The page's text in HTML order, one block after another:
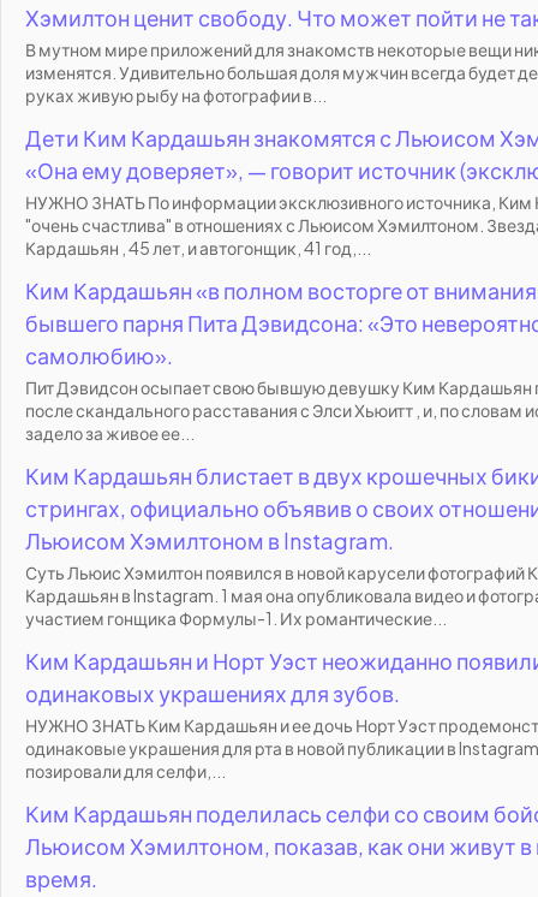
Хэмилтон ценит свободу. Что может пойти не
В мутном мире приложений для знакомств некоторые вещи
изменятся. Удивительно большая доля мужчин всегда будет
руках живую рыбу на фотографии в...
Дети Ким Кардашьян знакомятся с Льюисом
«Она ему доверяет», — говорит источник
НУЖНО ЗНАТЬ По информации эксклюзивного источника,
"очень счастлива" в отношениях с Льюисом Хэмилтоном.
Кардашьян , 45 лет, и автогонщик, 41 год,...
Ким Кардашьян «в полном восторге от
бывшего парня Пита Дэвидсона: «Это
самолюбию».
Пит Дэвидсон осыпает свою бывшую девушку Ким Кардашьян
после скандального расставания с Элси Хьюитт , и, по словам
задело за живое ее...
Ким Кардашьян блистает в двух крошечных
стрингах, официально объявив о своих
Льюисом Хэмилтоном в Instagram.
Суть Льюис Хэмилтон появился в новой карусели фотографий
Кардашьян в Instagram. 1 мая она опубликовала видео и
участием гонщика Формулы-1. Их романтические...
Ким Кардашьян и Норт Уэст неожиданно
одинаковых украшениях для зубов.
НУЖНО ЗНАТЬ Ким Кардашьян и ее дочь Норт Уэст
одинаковые украшения для рта в новой публикации в
позировали для селфи,...
Ким Кардашьян поделилась селфи со своим
Льюисом Хэмилтоном, показав, как они живут в
время.